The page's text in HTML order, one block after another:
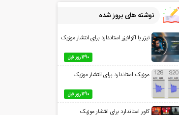
نوشته های بروز شده
تیزر یا اکولایزر استاندارد برای انتشار موزیک
1290 روز قبل
موزیک استاندارد برای انتشار موزیک
1290 روز قبل
کاور استاندارد برای انتشار موزیک